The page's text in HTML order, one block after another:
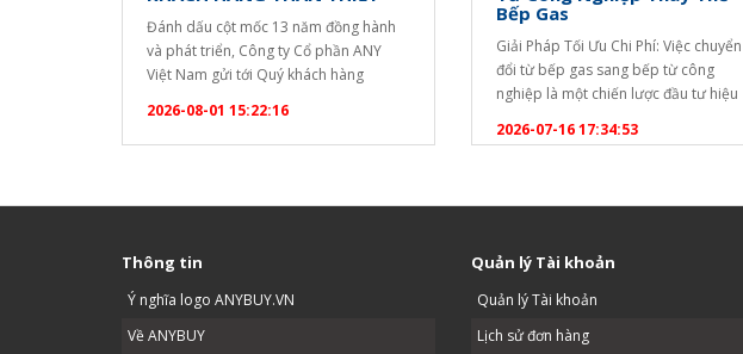
Đánh dấu cột mốc 13 năm đồng hành
và phát triển, Công ty Cổ phần ANY
Việt Nam gửi tới Quý khách hàng
nhất trong năm! ? CHƯƠNG TRÌNH
KHUYẾN MẠI ĐẶC BIỆT TẶNG NGAY
2026-08-01 15:22:16
Bếp Gas
Giải Pháp Tối Ưu Chi Phí: Việc chuyển
đổi từ bếp gas sang bếp từ công
nghiệp là một chiến lược đầu tư hiệu
dài cho các doanh nghiệp dịch vụ ăn
2026-07-16 17:34:53
Thông tin
Ý nghĩa logo ANYBUY.VN
Về ANYBUY
Quản lý Tài khoản
Quản lý Tài khoản
Lịch sử đơn hàng